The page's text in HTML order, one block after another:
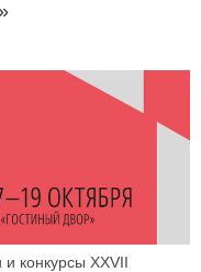
конкурсы XXVII